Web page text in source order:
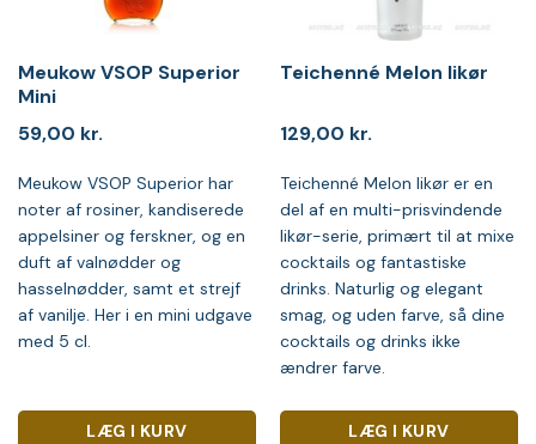
Meukow VSOP Superior
Mini
59,00 kr.
Meukow VSOP Superior har
noter af rosiner, kandiserede
appelsiner og ferskner, og en
duft af valnødder og
hasselnødder, samt et strejf
af vanilje. Her i en mini udgave
med 5 cl.
LÆG I KURV
Teichenné Melon likør
129,00 kr.
Teichenné Melon likør er en
del af en multi-prisvindende
likør-serie, primært til at mixe
cocktails og fantastiske
drinks. Naturlig og elegant
smag, og uden farve, så dine
cocktails og drinks ikke
ændrer farve.
LÆG I KURV